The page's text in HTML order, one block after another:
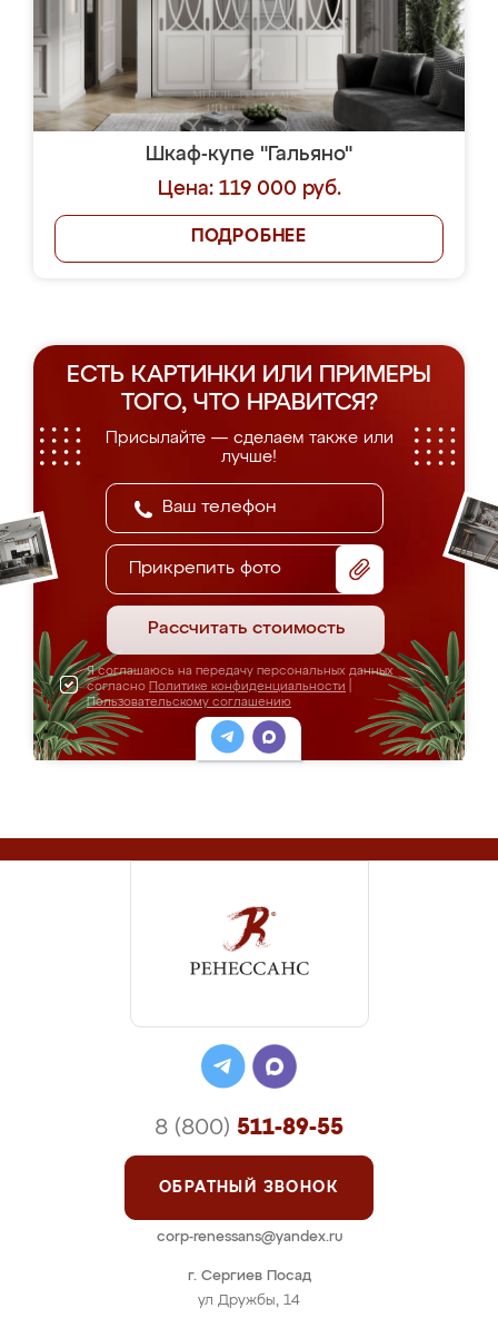
Шкаф-купе "Гальяно"
Цена: 119 000 руб.
ПОДРОБНЕЕ
ЕСТЬ КАРТИНКИ ИЛИ ПРИМЕРЫ
ТОГО, ЧТО НРАВИТСЯ?
Присылайте — сделаем также или
лучше!
Прикрепить фото
Рассчитать стоимость
Я соглашаюсь на передачу персональных данных
согласно Политике конфиденциальности
Пользовательскому соглашению
г. Сергиев Посад
ул Дружбы, 14
8 (800) 511-89-55
ОБРАТНЫЙ ЗВОНОК
corp-renessans@yandex.ru